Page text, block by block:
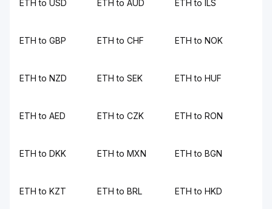
ETH to USD ETH to AUD ETH to ILS
ETH to GBP ETH to CHF ETH to NOK
ETH to NZD ETH to SEK ETH to HUF
ETH to AED ETH to CZK ETH to RON
ETH to DKK ETH to MXN ETH to BGN
ETH to KZT ETH to BRL ETH to HKD